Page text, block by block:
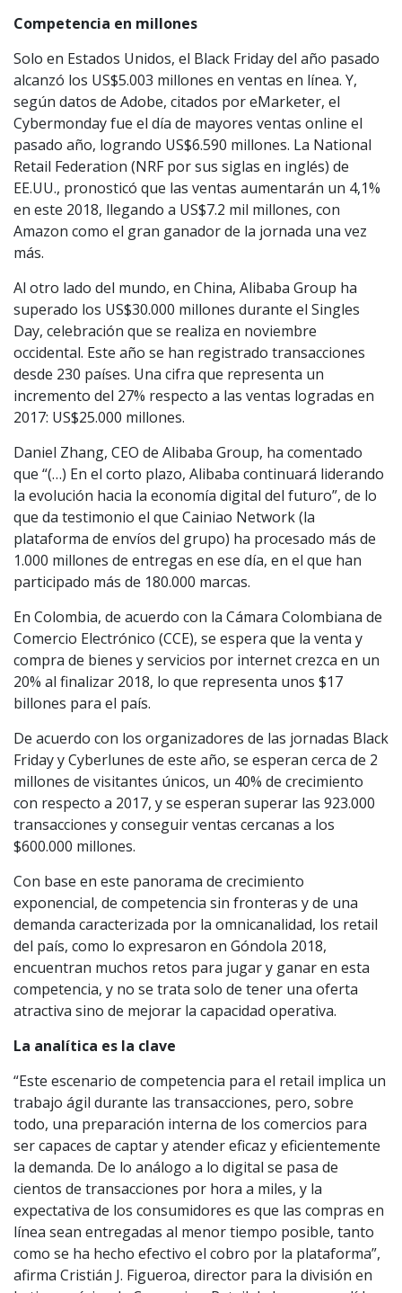
Competencia en millones
Solo en Estados Unidos, el Black Friday del año pasado
alcanzó los US$5.003 millones en ventas en línea. Y,
según datos de Adobe, citados por eMarketer, el
Cybermonday fue el día de mayores ventas online el
pasado año, logrando US$6.590 millones. La National
Retail Federation (NRF por sus siglas en inglés) de
EE.UU., pronosticó que las ventas aumentarán un 4,1%
en este 2018, llegando a US$7.2 mil millones, con
Amazon como el gran ganador de la jornada una vez
más.
Al otro lado del mundo, en China, Alibaba Group ha
superado los US$30.000 millones durante el Singles
Day, celebración que se realiza en noviembre
occidental. Este año se han registrado transacciones
desde 230 países. Una cifra que representa un
incremento del 27% respecto a las ventas logradas en
2017: US$25.000 millones.
Daniel Zhang, CEO de Alibaba Group, ha comentado
que “(…) En el corto plazo, Alibaba continuará liderando
la evolución hacia la economía digital del futuro”, de lo
que da testimonio el que Cainiao Network (la
plataforma de envíos del grupo) ha procesado más de
1.000 millones de entregas en ese día, en el que han
participado más de 180.000 marcas.
En Colombia, de acuerdo con la Cámara Colombiana de
Comercio Electrónico (CCE), se espera que la venta y
compra de bienes y servicios por internet crezca en un
20% al finalizar 2018, lo que representa unos $17
billones para el país.
De acuerdo con los organizadores de las jornadas Black
Friday y Cyberlunes de este año, se esperan cerca de 2
millones de visitantes únicos, un 40% de crecimiento
con respecto a 2017, y se esperan superar las 923.000
transacciones y conseguir ventas cercanas a los
$600.000 millones.
Con base en este panorama de crecimiento
exponencial, de competencia sin fronteras y de una
demanda caracterizada por la omnicanalidad, los retail
del país, como lo expresaron en Góndola 2018,
encuentran muchos retos para jugar y ganar en esta
competencia, y no se trata solo de tener una oferta
atractiva sino de mejorar la capacidad operativa.
La analítica es la clave
“Este escenario de competencia para el retail implica un
trabajo ágil durante las transacciones, pero, sobre
todo, una preparación interna de los comercios para
ser capaces de captar y atender eficaz y eficientemente
la demanda. De lo análogo a lo digital se pasa de
cientos de transacciones por hora a miles, y la
expectativa de los consumidores es que las compras en
línea sean entregadas al menor tiempo posible, tanto
como se ha hecho efectivo el cobro por la plataforma”,
afirma Cristián J. Figueroa, director para la división en